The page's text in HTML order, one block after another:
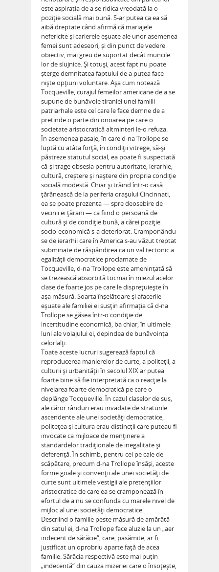
este aspiraţia de a se ridica vreodată la o
poziţie socială mai bună. S-ar putea ca ea să
aibă dreptate când afirmă că mariajele
nefericite şi carierele eşuate ale unor asemenea
femei sunt adeseori, şi din punct de vedere
obiectiv, mai greu de suportat decât muncile
lor de slujnice. Şi totuşi, acest fapt nu poate
şterge demnitatea faptului de a putea face
nişte opţiuni voluntare. Aşa cum notează
Tocqueville, curajul femeilor americane de a se
supune de bunăvoie tiraniei unei familii
patriarhale este cel care le face demne de a
pretinde o parte din onoarea pe care o
societate aristocratică altminteri le-o refuza.
În asemenea pasaje, în care d-na Trollope se
luptă cu atâta forţă, în condiţii vitrege, să-şi
păstreze statutul social, ea poate fi suspectată
că-şi trage obsesia pentru autoritate, ierarhie,
cultură, creştere şi naştere din propria condiţie
socială modestă. Chiar şi trăind într-o casă
ţărănească de la periferia oraşului Cincinnati,
ea se poate prezenta — spre deosebire de
vecinii ei ţărani — ca fiind o persoană de
cultură şi de condiţie bună, a cărei poziţie
socio-economică s-a deteriorat. Cramponându-
se de ierarhii care în America s-au văzut treptat
subminate de răspândirea ca un val tectonic a
egalităţii democratice proclamate de
Tocqueville, d-na Trollope este ameninţată să
se trezească absorbită tocmai în miezul acelor
clase de foarte jos pe care le dispreţuieşte în
aşa măsură. Soarta înşelătoare şi afacerile
eşuate ale familiei ei susţin afirmaţia că d-na
Trollope se găsea într-o condiţie de
incertitudine economică, ba chiar, în ultimele
luni ale voiajului ei, depindea de bunăvoinţa
celorlalţi.
Toate aceste lucruri sugerează faptul că
reproducerea manierelor de curte, a politeţii, a
culturii şi urbanităţii în secolul XIX ar putea
foarte bine să fie interpretată ca o reacţie la
nivelarea foarte democratică pe care o
deplânge Tocqueville. În cazul claselor de sus,
ale căror rânduri erau invadate de straturile
ascendente ale unei societăţi democratice,
politeţea şi cultura erau distincţii care puteau fi
invocate ca mijloace de menţinere a
standardelor tradiţionale de inegalitate şi
deferenţă. În schimb, pentru cei pe cale de
scăpătare, precum d-na Trollope însăşi, aceste
forme goale şi convenţii ale unei societăţi de
curte sunt ultimele vestigii ale pretenţiilor
aristocratice de care ea se cramponează în
efortul de a nu se confunda cu marele nivel de
mijloc al unei societăţi democratice.
Descriind o familie peste măsură de amărâtă
din satul ei, d-na Trollope face aluzie la un „aer
indecent de sărăcie“, care, pasămite, ar fi
justificat un oprobriu aparte faţă de acea
familie. Sărăcia respectivă este mai puţin
„indecentă“ din cauza mizeriei care o însoţeşte,